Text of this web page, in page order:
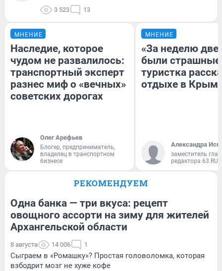
3 523 13
МНЕНИЕ
Наследие, которое
чудом не развалилось:
транспортный эксперт
разнес миф о «вечных»
советских дорогах
Олег Арефьев
Блогер, предприниматель,
владелец в транспортном
бизнесе
МНЕНИЕ
«За неделю две
были
туристка
отдыхе в
Александра
заместитель
редактора 63.RU
РЕКОМЕНДУЕМ
Одна банка — три вкуса: рецепт
овощного ассорти на зиму для жителей
Архангельской области
8 августа 14 006 1
Сыграем в «Ромашку»? Простая головоломка, которая
взбодрит мозг не хуже кофе